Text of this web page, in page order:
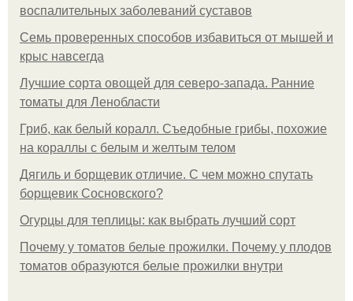
воспалительных заболеваний суставов
Семь проверенных способов избавиться от мышей и
крыс навсегда
Лучшие сорта овощей для северо-запада. Ранние
томаты для Ленобласти
Гриб, как белый коралл. Съедобные грибы, похожие
на кораллы с белым и желтым телом
Дягиль и борщевик отличие. С чем можно спутать
борщевик Сосновского?
Огурцы для теплицы: как выбрать лучший сорт
Почему у томатов белые прожилки. Почему у плодов
томатов образуются белые прожилки внутри